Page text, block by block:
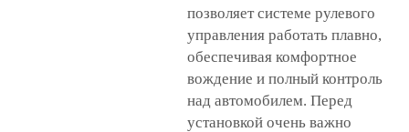
позволяет системе рулевого
управления работать плавно,
обеспечивая комфортное
вождение и полный контроль
над автомобилем. Перед
установкой очень важно